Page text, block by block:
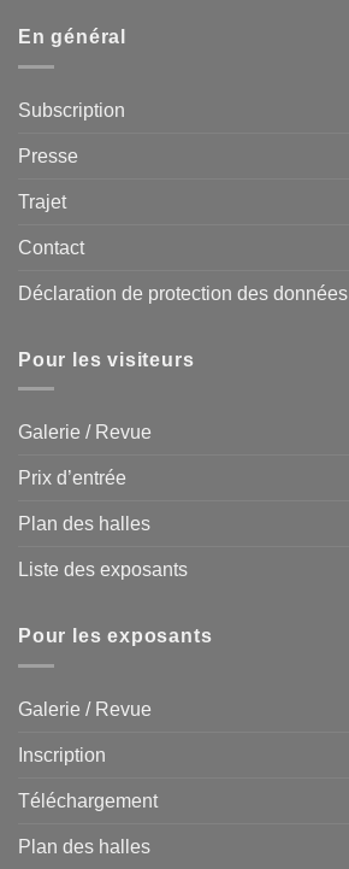
En général
Subscription
Presse
Trajet
Contact
Déclaration de protection des données
Pour les visiteurs
Galerie / Revue
Prix d’entrée
Plan des halles
Liste des exposants
Pour les exposants
Galerie / Revue
Inscription
Téléchargement
Plan des halles